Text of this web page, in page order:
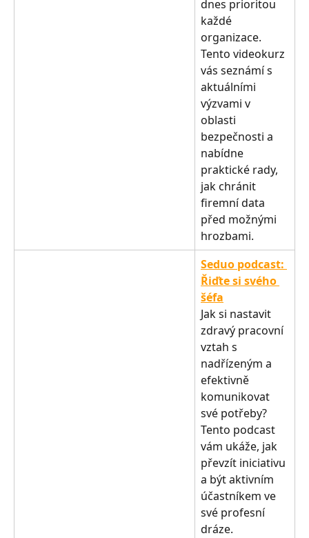
dnes prioritou
každé
organizace.
Tento videokurz
vás seznámí s
aktuálními
výzvami v
oblasti
bezpečnosti a
nabídne
praktické rady,
jak chránit
firemní data
před možnými
hrozbami.
Seduo podcast:
Řiďte si svého
šéfa
Jak si nastavit
zdravý pracovní
vztah s
nadřízeným a
efektivně
komunikovat
své potřeby?
Tento podcast
vám ukáže, jak
převzít iniciativu
a být aktivním
účastníkem ve
své profesní
dráze.